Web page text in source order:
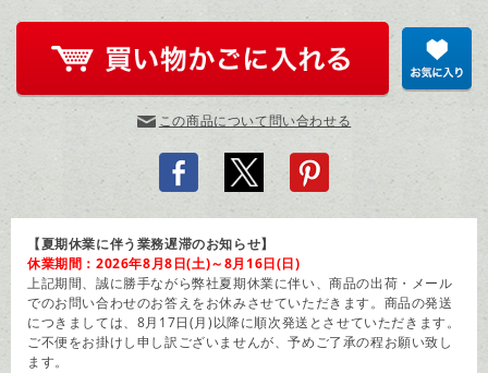
この商品について問い合わせる
【夏期休業に伴う業務遅滞のお知らせ】
休業期間：2026年8月8日(土)～8月16日(日)
上記期間、誠に勝手ながら弊社夏期休業に伴い、商品の出荷・メール
でのお問い合わせのお答えをお休みさせていただきます。商品の発送
につきましては、8月17日(月)以降に順次発送とさせていただきます。
ご不便をお掛けし申し訳ございませんが、予めご了承の程お願い致し
ます。